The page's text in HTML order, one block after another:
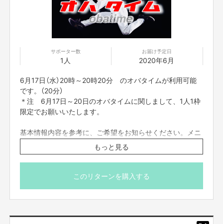
サポーター数
1人
お届け予定日
2020年6月
6月17日（水）20時～20時20分 のオバタイムが利用可能
です。（20分）
＊注 6月17日～20日のオバタイムに関しまして、1人1枠
限定でお願いいたします。
基本情報内容を参考に、ご希望をお知らせください。メニ
ューは下記からの選択制になります。
応募の際に、希望のメニューとご指示をください。
・パーソナルメンタルトレーニング
もっと見る
このリターンを購入する